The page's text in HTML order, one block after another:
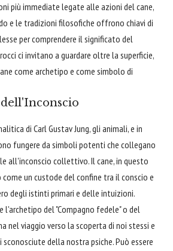
più immediate legate alle azioni del cane,
e le tradizioni filosofiche offrono chiavi di
per comprendere il significato del
ci invitano a guardare oltre la superficie,
come archetipo e come simbolo di
di Carl Gustav Jung, gli animali, e in
fungere da simboli potenti che collegano
all'inconscio collettivo. Il cane, in questo
un custode del confine tra il conscio e
degli istinti primari e delle intuizioni.
l'archetipo del "Compagno fedele" o del
nel viaggio verso la scoperta di noi stessi e
della nostra psiche. Può essere